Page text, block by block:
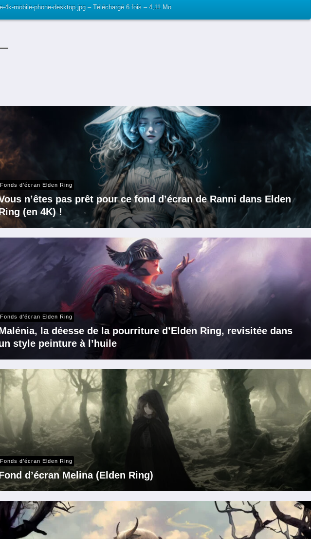
4k-mobile-phone-desktop.jpg – Téléchargé 6 fois – 4,11 Mo
Fonds d’écran Elden Ring
n’êtes pas prêt pour ce fond d’écran de Ranni dans Elden
(en 4K) !
Fonds d’écran Elden Ring
la déesse de la pourriture d’Elden Ring, revisitée dans
style peinture à l’huile
Fonds d’écran Elden Ring
d’écran Melina (Elden Ring)